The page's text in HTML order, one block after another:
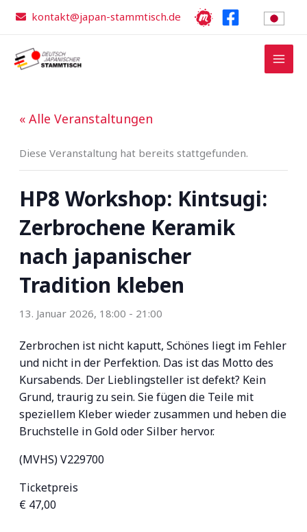
Inhalt
kontakt@japan-stammtisch.de
« Alle Veranstaltungen
Diese Veranstaltung hat bereits stattgefunden.
HP8 Workshop: Kintsugi:
Zerbrochene Keramik
nach japanischer
Tradition kleben
13. Januar 2026, 18:00 - 21:00
Zerbrochen ist nicht kaputt, Schönes liegt im Fehler
und nicht in der Perfektion. Das ist das Motto des
Kursabends. Der Lieblingsteller ist defekt? Kein
Grund, traurig zu sein. Sie fügen die Teile mit
speziellem Kleber wieder zusammen und heben die
Bruchstelle in Gold oder Silber hervor.
(MVHS) V229700
Ticketpreis
€ 47,00